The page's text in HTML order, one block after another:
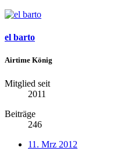
el barto
Airtime König
Mitglied seit
2011
Beiträge
246
11. Mrz 2012